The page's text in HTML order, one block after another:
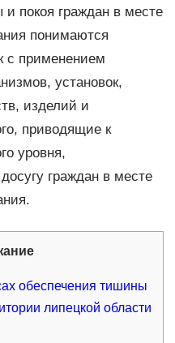
покоя граждан в месте
понимаются
с применением
установок,
изделий и
приводящие к
уровня,
граждан в месте
обеспечения тишины
липецкой области